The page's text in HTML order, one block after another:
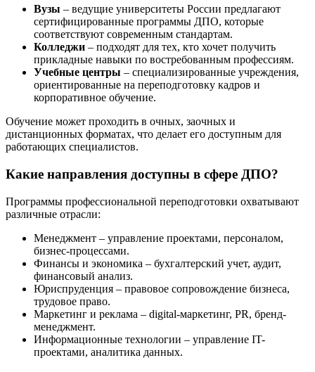
Вузы – ведущие университеты России предлагают
сертифицированные программы ДПО, которые
соответствуют современным стандартам.
Колледжи – подходят для тех, кто хочет получить
прикладные навыки по востребованным профессиям.
Учебные центры – специализированные учреждения,
ориентированные на переподготовку кадров и
корпоративное обучение.
Обучение может проходить в очных, заочных и
дистанционных форматах, что делает его доступным для
работающих специалистов.
Какие направления доступны в сфере ДПО?
Программы профессиональной переподготовки охватывают
различные отрасли:
Менеджмент – управление проектами, персоналом,
бизнес-процессами.
Финансы и экономика – бухгалтерский учет, аудит,
финансовый анализ.
Юриспруденция – правовое сопровождение бизнеса,
трудовое право.
Маркетинг и реклама – digital-маркетинг, PR, бренд-
менеджмент.
Информационные технологии – управление IT-
проектами, аналитика данных.